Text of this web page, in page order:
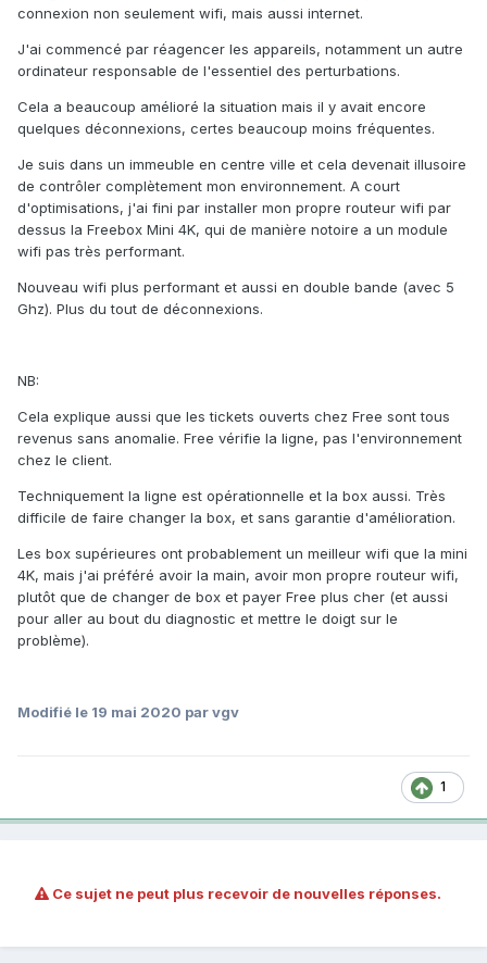
connexion non seulement wifi, mais aussi internet.
J'ai commencé par réagencer les appareils, notamment un autre
ordinateur responsable de l'essentiel des perturbations.
Cela a beaucoup amélioré la situation mais il y avait encore
quelques déconnexions, certes beaucoup moins fréquentes.
Je suis dans un immeuble en centre ville et cela devenait illusoire
de contrôler complètement mon environnement. A court
d'optimisations, j'ai fini par installer mon propre routeur wifi par
dessus la Freebox Mini 4K, qui de manière notoire a un module
wifi pas très performant.
Nouveau wifi plus performant et aussi en double bande (avec 5
Ghz). Plus du tout de déconnexions.
NB:
Cela explique aussi que les tickets ouverts chez Free sont tous
revenus sans anomalie. Free vérifie la ligne, pas l'environnement
chez le client.
Techniquement la ligne est opérationnelle et la box aussi. Très
difficile de faire changer la box, et sans garantie d'amélioration.
Les box supérieures ont probablement un meilleur wifi que la mini
4K, mais j'ai préféré avoir la main, avoir mon propre routeur wifi,
plutôt que de changer de box et payer Free plus cher (et aussi
pour aller au bout du diagnostic et mettre le doigt sur le
problème).
Modifié le 19 mai 2020 par vgv
1
Ce sujet ne peut plus recevoir de nouvelles réponses.